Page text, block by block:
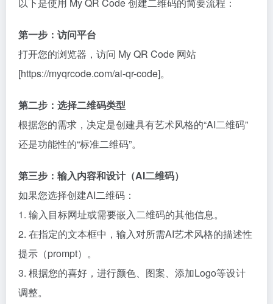
第一步：访问平台
打开您的浏览器，访问 My QR Code 网站
[https://myqrcode.com/ai-qr-code]。
第二步：选择二维码类型
根据您的需求，决定是创建具有艺术风格的“AI二维码”
还是功能性的“标准二维码”。
第三步：输入内容和设计（AI二维码）
如果您选择创建AI二维码：
1. 输入目标网址或需要嵌入二维码的其他信息。
2. 在指定的文本框中，输入对所需AI艺术风格的描述性
提示（prompt）。
3. 根据您的喜好，进行颜色、图案、添加Logo等设计
调整。